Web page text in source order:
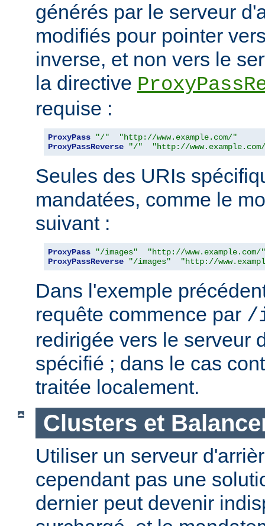
générés par le serveur
modifiés pour pointer
inverse, et non vers le
la directive
requise :
ProxyPass "/"
"http://www.example.com/"
ProxyPassReverse
"/" "http://
Seules des URIs
mandatées, comme le
suivant :
ProxyPass "/images"
"http://www.example.com/"
ProxyPassReverse
"/images" "http://
Dans l'exemple
requête commence par /
redirigée vers le serveur
spécifié ; dans le cas
traitée localement.
Clusters et
Utiliser un serveur
cependant pas une
dernier peut devenir